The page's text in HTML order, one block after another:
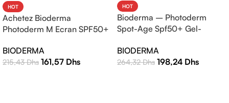
HOT
Achetez Bioderma
Photoderm M Ecran SPF50+
Protection Solaire Haute
Efficacité
BIODERMA
215,43Dhs 161,57 Dhs
HOT
Bioderma – Photoderm
Spot-Age Spf50+ Gel-
BIODERMA
264,32Dhs 198,24 Dhs